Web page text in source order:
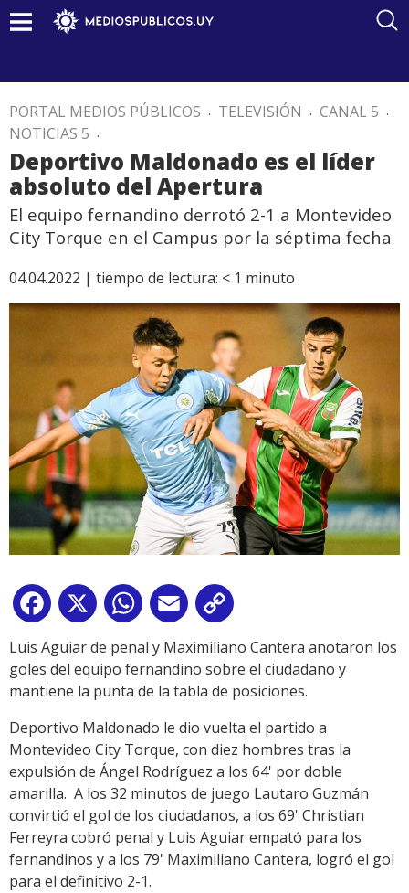
PORTAL MEDIOS PÚBLICOS . TELEVISIÓN . CANAL 5 .
NOTICIAS 5 .
Deportivo Maldonado es el líder
absoluto del Apertura
El equipo fernandino derrotó 2-1 a Montevideo
City Torque en el Campus por la séptima fecha
04.04.2022 | tiempo de lectura: < 1 minuto
Facebook
X WhatsApp
Email
Link
Luis Aguiar de penal y Maximiliano Cantera anotaron los
goles del equipo fernandino sobre el ciudadano y
mantiene la punta de la tabla de posiciones.
Deportivo Maldonado le dio vuelta el partido a
Montevideo City Torque, con diez hombres tras la
expulsión de Ángel Rodríguez a los 64' por doble
amarilla. A los 32 minutos de juego Lautaro Guzmán
convirtió el gol de los ciudadanos, a los 69' Christian
Ferreyra cobró penal y Luis Aguiar empató para los
fernandinos y a los 79' Maximiliano Cantera, logró el gol
para el definitivo 2-1.